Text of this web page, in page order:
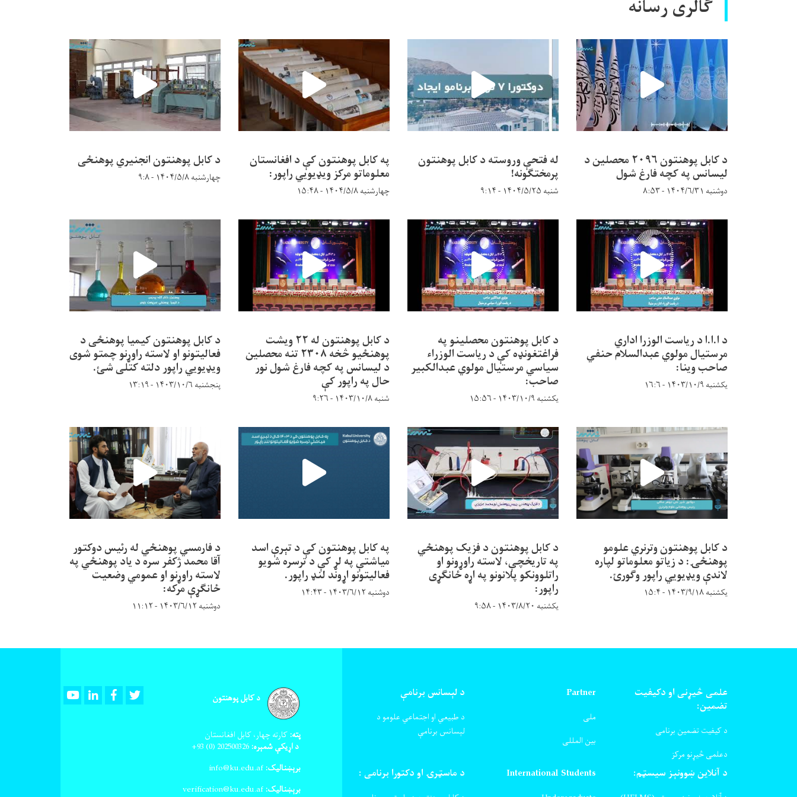
گالری رسانه
د کابل پوهنتون ۲۰۹۶ محصلین د
لیسانس په کچه فارغ شول
دوشنبه ۱۴۰۴/۶/۳۱ - ۸:۵۳
له فتحې وروسته د کابل پوهنتون
پرمختګونه!
شنبه ۱۴۰۴/۵/۲۵ - ۹:۱۴
په کابل پوهنتون کې د افغانستان
معلوماتو مرکز ویډیويي راپور:
چهارشنبه ۱۴۰۴/۵/۸ - ۱۵:۴۸
د کابل پوهنتون انجنیري پوهنځی
چهارشنبه ۱۴۰۴/۵/۸ - ۹:۸
د ا.ا.ا د ریاست الوزرا اداري
مرستیال مولوي عبدالسلام حنفي
صاحب وینا:
یکشنبه ۱۴۰۳/۱۰/۹ - ۱۶:۶
د کابل پوهنتون محصلینو په
فراغتغونډه کې د ریاست الوزراء
سیاسي مرستیال مولوي عبدالکبیر
صاحب:
یکشنبه ۱۴۰۳/۱۰/۹ - ۱۵:۵۶
د کابل پوهنتون له ۲۲ ویشت
پوهنځیو څخه ۲۳۰۸ تنه محصلین
د لیسانس په کچه فارغ شول نور
حال په راپور کې
شنبه ۱۴۰۳/۱۰/۸ - ۹:۲۶
د کابل پوهنتون کیمیا پوهنځی د
فعالیتونو او لاسته راوړنو چمتو شوی
ویډیویي راپور دلته کتلی شئ.
پنجشنبه ۱۴۰۳/۱۰/۶ - ۱۳:۱۹
د کابل پوهنتون وترنري علومو
پوهنځۍ: د زیاتو معلوماتو لپاره
لاندې ویډیويي راپور وګورئ.
یکشنبه ۱۴۰۳/۹/۱۸ - ۱۵:۴
د کابل پوهنتون د فزیک پوهنځي
په تاریخچې، لاسته راوړونو او
راتلوونکو پلانونو په اړه ځانګړی
راپور:
یکشنبه ۱۴۰۳/۸/۲۰ - ۹:۵۸
په کابل پوهنتون کې د تېرې اسد
میاشتې په لړ کې د ترسره شویو
فعالیتونو اړوند لنډ راپور.
دوشنبه ۱۴۰۳/۶/۱۲ - ۱۴:۴۳
د فارمسي پوهنځي له رئیس دوکتور
آقا محمد ژکفر سره د یاد پوهنځي په
لاسته راوړنو او عمومي وضعیت
ځانګړې مرکه:
دوشنبه ۱۴۰۳/۶/۱۲ - ۱۱:۱۲
علمی څیړنی او دکیفیت
تضمین:
د کیفیت تضمین برنامی
دعلمی څیړنو مرکز
Partner
ملی
بین المللی
د لېسانس برنامې
د طبیعي او اجتماعي علومو د
لېسانس برنامې
د آنلاین ښوونېز سیسټم: International Students د ماسټرۍ او دکتورا برنامی :
د کابل پوهنتون YoutubeLinkedInFacebook
پته: کارته چهار، کابل افغانستان
د اړیکې شمېره: 202500326
(0) 93+
برېښنالیک:
برېښنالیک: